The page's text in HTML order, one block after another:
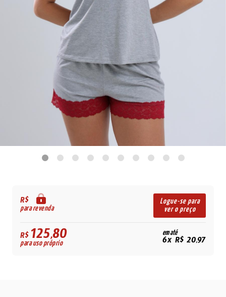
R$
para revenda
Logue-se para
ver o preço
R$125,80
para uso próprio
em até
6x R$ 20,97